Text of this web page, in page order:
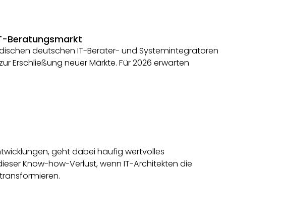
Beratungsmarkt
deutschen IT-Berater- und Systemintegratoren
Erschließung neuer Märkte. Für 2026 erwarten
geht dabei häufig wertvolles
Know-how-Verlust, wenn IT-Architekten die